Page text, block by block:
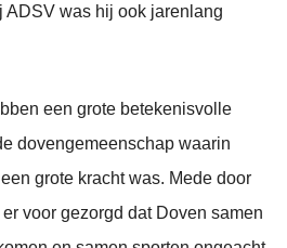
ADSV was hij ook jarenlang
een grote betekenisvolle
dovengemeenschap waarin
grote kracht was. Mede door
voor gezorgd dat Doven samen